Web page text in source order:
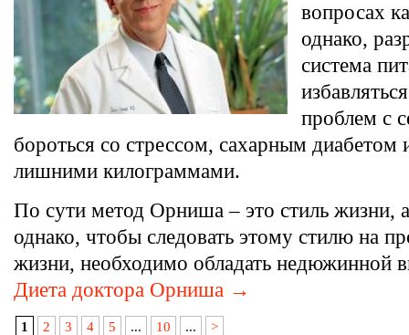
вопросах
однако,
система
проблем с
бороться со стрессом, сахарным диабетом
лишними килограммами.
По сути метод Орниша – это стиль жизни,
однако, чтобы следовать этому стилю на
жизни, необходимо обладать недюжинной
Диета доктора Орниша →
1 2 3 4 5 ... 10 ... >